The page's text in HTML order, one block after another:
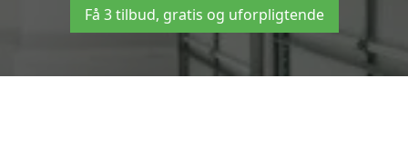
Få 3 tilbud, gratis og uforpligtende